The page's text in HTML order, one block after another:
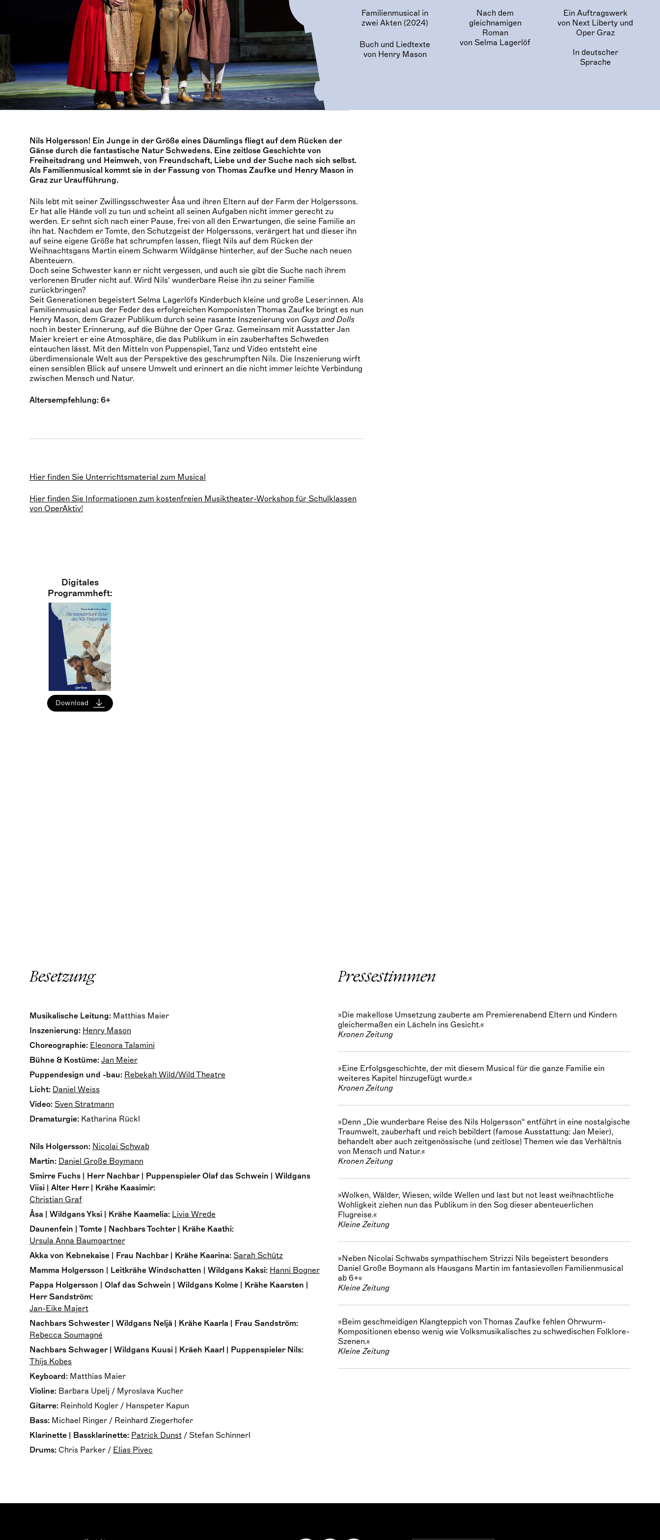
Familienmusical in
zwei Akten (2024)
Buch und Liedtexte
von Henry Mason
Nach dem
gleichnamigen
Roman
von Selma Lagerlöf
Ein Auftragswerk
von Next Liberty und
Oper Graz
In deutscher
Sprache
Nils Holgersson! Ein Junge in der Größe eines Däumlings fliegt auf dem Rücken der
Gänse durch die fantastische Natur Schwedens. Eine zeitlose Geschichte von
Freiheitsdrang und Heimweh, von Freundschaft, Liebe und der Suche nach sich selbst.
Als Familienmusical kommt sie in der Fassung von Thomas Zaufke und Henry Mason in
Graz zur Uraufführung.
Nils lebt mit seiner Zwillingsschwester Åsa und ihren Eltern auf der Farm der Holgerssons.
Er hat alle Hände voll zu tun und scheint all seinen Aufgaben nicht immer gerecht zu
werden. Er sehnt sich nach einer Pause, frei von all den Erwartungen, die seine Familie an
ihn hat. Nachdem er Tomte, den Schutzgeist der Holgerssons, verärgert hat und dieser ihn
auf seine eigene Größe hat schrumpfen lassen, fliegt Nils auf dem Rücken der
Weihnachtsgans Martin einem Schwarm Wildgänse hinterher, auf der Suche nach neuen
Abenteuern.
Doch seine Schwester kann er nicht vergessen, und auch sie gibt die Suche nach ihrem
verlorenen Bruder nicht auf. Wird Nils‘ wunderbare Reise ihn zu seiner Familie
zurückbringen?
Seit Generationen begeistert Selma Lagerlöfs Kinderbuch kleine und große Leser:innen. Als
Familienmusical aus der Feder des erfolgreichen Komponisten Thomas Zaufke bringt es nun
Henry Mason, dem Grazer Publikum durch seine rasante Inszenierung von Guys and Dolls
noch in bester Erinnerung, auf die Bühne der Oper Graz. Gemeinsam mit Ausstatter Jan
Maier kreiert er eine Atmosphäre, die das Publikum in ein zauberhaftes Schweden
eintauchen lässt. Mit den Mitteln von Puppenspiel, Tanz und Video entsteht eine
überdimensionale Welt aus der Perspektive des geschrumpften Nils. Die Inszenierung wirft
einen sensiblen Blick auf unsere Umwelt und erinnert an die nicht immer leichte Verbindung
zwischen Mensch und Natur.
Altersempfehlung: 6+
Hier finden Sie Unterrichtsmaterial zum Musical
Hier finden Sie Informationen zum kostenfreien Musiktheater-Workshop für Schulklassen
von OperAktiv!
Digitales
Programmheft:
Download
Besetzung
Musikalische Leitung: Matthias Maier
Inszenierung: Henry Mason
Choreographie: Eleonora Talamini
Bühne & Kostüme: Jan Meier
Puppendesign und -bau: Rebekah Wild/Wild Theatre
Licht: Daniel Weiss
Video: Sven Stratmann
Dramaturgie: Katharina Rückl
Nils Holgersson: Nicolai Schwab
Martin: Daniel Große Boymann
Smirre Fuchs | Herr Nachbar | Puppenspieler Olaf das Schwein | Wildgans
Viisi | Alter Herr | Krähe Kaasimir:
Christian Graf
Åsa | Wildgans Yksi | Krähe Kaamelia: Livia Wrede
Daunenfein | Tomte | Nachbars Tochter | Krähe Kaathi:
Ursula Anna Baumgartner
Akka von Kebnekaise | Frau Nachbar | Krähe Kaarina: Sarah Schütz
Mamma Holgersson | Leitkrähe Windschatten | Wildgans Kaksi: Hanni Bogner
Pappa Holgersson | Olaf das Schwein | Wildgans Kolme | Krähe Kaarsten |
Herr Sandström:
Jan-Eike Majert
Nachbars Schwester | Wildgans Neljä | Krähe Kaarla | Frau Sandström:
Rebecca Soumagné
Nachbars Schwager | Wildgans Kuusi | Kräeh Kaarl | Puppenspieler Nils:
Thijs Kobes
Keyboard: Matthias Maier
Violine: Barbara Upelj / Myroslava Kucher
Gitarre: Reinhold Kogler / Hanspeter Kapun
Bass: Michael Ringer / Reinhard Ziegerhofer
Klarinette | Bassklarinette: Patrick Dunst / Stefan Schinnerl
Drums: Chris Parker / Elias Pivec
Pressestimmen
»Die makellose Umsetzung zauberte am Premierenabend Eltern und Kindern
gleichermaßen ein Lächeln ins Gesicht.«
Kronen Zeitung
»Eine Erfolgsgeschichte, der mit diesem Musical für die ganze Familie ein
weiteres Kapitel hinzugefügt wurde.«
Kronen Zeitung
»Denn „Die wunderbare Reise des Nils Holgersson“ entführt in eine nostalgische
Traumwelt, zauberhaft und reich bebildert (famose Ausstattung: Jan Meier),
behandelt aber auch zeitgenössische (und zeitlose) Themen wie das Verhältnis
von Mensch und Natur.«
Kronen Zeitung
»Wolken, Wälder, Wiesen, wilde Wellen und last but not least weihnachtliche
Wohligkeit ziehen nun das Publikum in den Sog dieser abenteuerlichen
Flugreise.«
Kleine Zeitung
»Neben Nicolai Schwabs sympathischem Strizzi Nils begeistert besonders
Daniel Große Boymann als Hausgans Martin im fantasievollen Familienmusical
ab 6+«
Kleine Zeitung
»Beim geschmeidigen Klangteppich von Thomas Zaufke fehlen Ohrwurm-
Kompositionen ebenso wenig wie Volksmusikalisches zu schwedischen Folklore-
Szenen.«
Kleine Zeitung